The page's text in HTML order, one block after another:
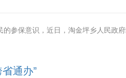
参保意识，近日，淘金坪乡人民政
通办”